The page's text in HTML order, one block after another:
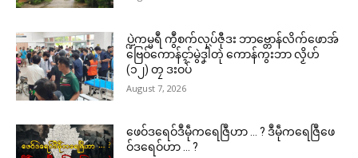
ပ္ဍဲကမ္မရဳ ကွဳစက်လုပ်ဇီုဒး ဘာဗ္တောန်လိက်ဖောအ်
ဗြေဝ်ကောန်ၚာ်မွဲဒၞါဲတုဲ ကောန်ကွးဘာ လၟိဟ်
(၁၂) တၠ ဒးဝပ်
August 7, 2026
ဖေဝ်ဒရေဝ်ဒဳမဵုကရေဇြဳဟာ … ? ဒဳမဵုကရေဇြဳဖေ
ဝ်ဒရေဝ်ဟာ … ?